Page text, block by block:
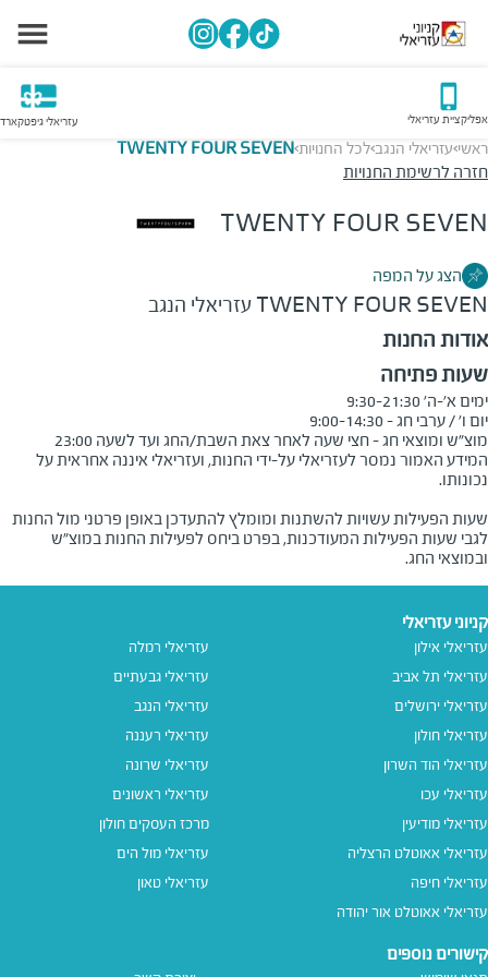
אפליקציית עזריאלי עזריאלי גיפטקארד
ראשי>עזריאלי הנגב>לכל החנויות>
TWENTY FOUR SEVEN
חזרה לרשימת החנויות
TWENTY FOUR SEVEN
הצג על המפה
TWENTY FOUR SEVENעזריאלי הנגב
אודות החנות
שעות פתיחה
מוצ"ש ומוצאי חג - חצי שעה לאחר צאת השבת/החג ועד לשעה 23:00
המידע האמור נמסר לעזריאלי על-ידי החנות, ועזריאלי איננה אחראית על
שעות הפעילות עשויות להשתנות ומומלץ להתעדכן באופן פרטני מול החנות
לגבי שעות הפעילות המעודכנות, בפרט ביחס לפעילות החנות במוצ"ש
ובמוצאי החג.
קניוני עזריאלי
עזריאלי אילון
עזריאלי תל אביב
עזריאלי ירושלים
עזריאלי חולון
עזריאלי הוד השרון
עזריאלי עכו
עזריאלי מודיעין
עזריאלי אאוטלט הרצליה
עזריאלי חיפה
עזריאלי אאוטלט אור יהודה
עזריאלי רמלה
עזריאלי גבעתיים
עזריאלי הנגב
עזריאלי רעננה
עזריאלי שרונה
עזריאלי ראשונים
מרכז העסקים חולון
עזריאלי מול הים
עזריאלי טאון
קישורים נוספים